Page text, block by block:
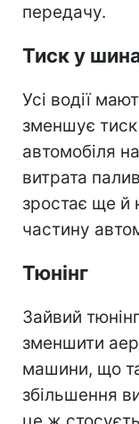
передачу.
Тиск у
Усі водії
зменшує
автомобіля
витрата
зростає ще й
частину
Тюнінг
Зайвий
зменшити
машини, що
збільшення